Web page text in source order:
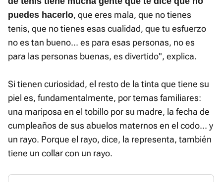
puedes hacerlo, que eres mala, que no tienes
tenis, que no tienes esas cualidad, que tu esfuerzo
no es tan bueno... es para esas personas, no es
para las personas buenas, es divertido", explica.
Si tienen curiosidad, el resto de la tinta que tiene su
piel es, fundamentalmente, por temas familiares:
una mariposa en el tobillo por su madre, la fecha de
cumpleaños de sus abuelos maternos en el codo... y
un rayo. Porque el rayo, dice, la representa, también
tiene un collar con un rayo.